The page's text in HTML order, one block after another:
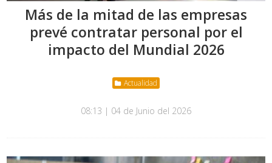
Más de la mitad de las empresas
prevé contratar personal por el
impacto del Mundial 2026
Actualidad
08:13 | 04 de Junio del 2026